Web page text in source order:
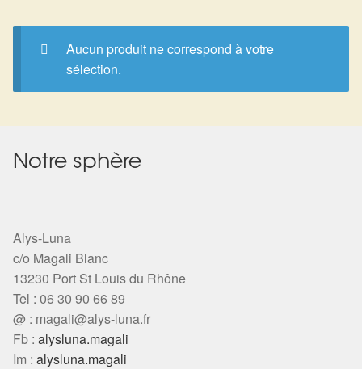
Nouveautés
Bijoux
Bracelets
Pendentifs
Pierres
Harmonisation
Panier
Search
Aucun produit ne correspond à votre
sélection.
Notre sphère
Alys-Luna
c/o Magali Blanc
13230 Port St Louis du Rhône
Tel : 06 30 90 66 89
@ : magali@alys-luna.fr
Fb : alysluna.magali
Im : alysluna.magali